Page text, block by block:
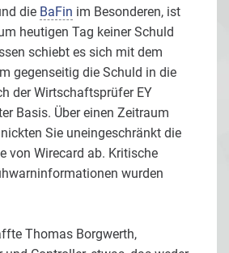
die BaFin im Besonderen, ist
heutigen Tag keiner Schuld
schiebt es sich mit dem
gegenseitig die Schuld in die
der Wirtschaftsprüfer EY
Basis. Über einen Zeitraum
Sie uneingeschränkt die
von Wirecard ab. Kritische
wurden
Thomas Borgwerth,